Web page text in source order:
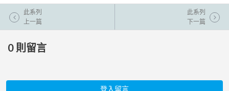
此系列
上一篇
此系列
下一篇
0 則留言
登入留言